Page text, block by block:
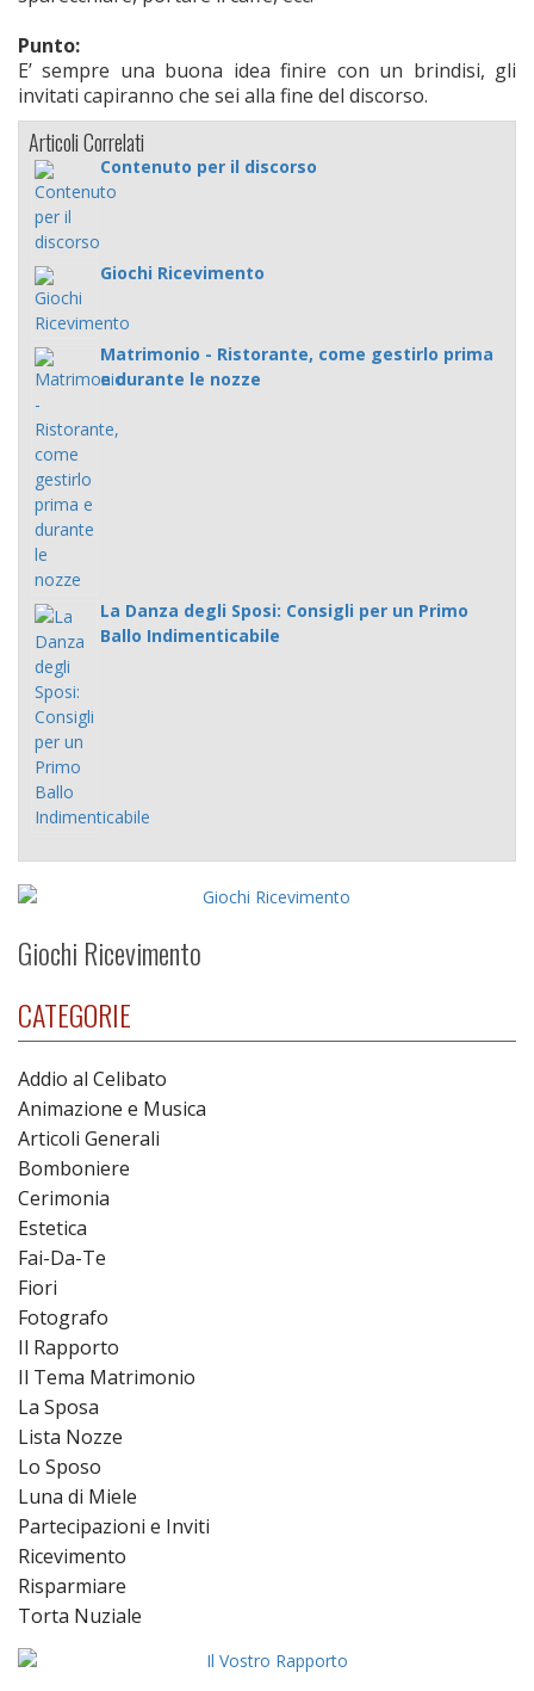
Punto:
E’ sempre una buona idea finire con un brindisi, gli
invitati capiranno che sei alla fine del discorso.
Articoli Correlati
Contenuto per il discorso
Giochi Ricevimento
Matrimonio - Ristorante, come gestirlo prima
e durante le nozze
La Danza degli Sposi: Consigli per un Primo
Ballo Indimenticabile
Giochi Ricevimento
CATEGORIE
Addio al Celibato
Animazione e Musica
Articoli Generali
Bomboniere
Cerimonia
Estetica
Fai-Da-Te
Fiori
Fotografo
Il Rapporto
Il Tema Matrimonio
La Sposa
Lista Nozze
Lo Sposo
Luna di Miele
Partecipazioni e Inviti
Ricevimento
Risparmiare
Torta Nuziale